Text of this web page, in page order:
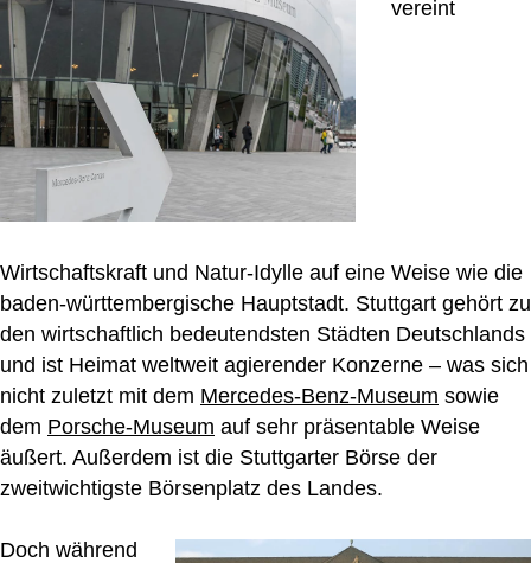
vereint
Wirtschaftskraft und Natur-Idylle auf eine Weise wie die
baden-württembergische Hauptstadt. Stuttgart gehört zu
den wirtschaftlich bedeutendsten Städten Deutschlands
und ist Heimat weltweit agierender Konzerne – was sich
nicht zuletzt mit dem Mercedes-Benz-Museum sowie
dem Porsche-Museum auf sehr präsentable Weise
äußert. Außerdem ist die Stuttgarter Börse der
zweitwichtigste Börsenplatz des Landes.
Doch während